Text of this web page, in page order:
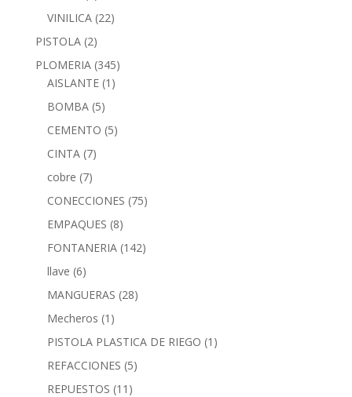
VINILICA (22)
PISTOLA (2)
PLOMERIA (345)
AISLANTE (1)
BOMBA (5)
CEMENTO (5)
CINTA (7)
cobre (7)
CONECCIONES (75)
EMPAQUES (8)
FONTANERIA (142)
llave (6)
MANGUERAS (28)
Mecheros (1)
PISTOLA PLASTICA DE RIEGO (1)
REFACCIONES (5)
REPUESTOS (11)